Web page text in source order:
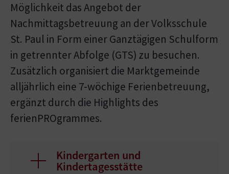
Möglichkeit das Angebot der
Nachmittagsbetreuung an der Volksschule
St. Paul in Form einer Ganztägigen Schulform
in getrennter Abfolge (GTS) zu besuchen.
Zusätzlich organisiert die Marktgemeinde
alljährlich eine 7-wöchige Ferienbetreuung,
ergänzt durch die Highlights des
ferienPROgrammes.
Kindergarten und
Kindertagesstätte